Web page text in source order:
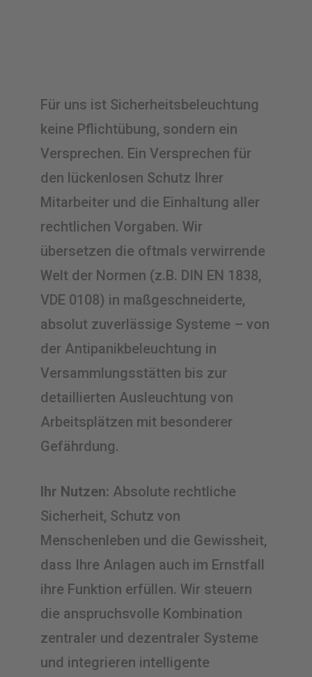
Für uns ist Sicherheitsbeleuchtung
keine Pflichtübung, sondern ein
Versprechen. Ein Versprechen für
den lückenlosen Schutz Ihrer
Mitarbeiter und die Einhaltung aller
rechtlichen Vorgaben. Wir
übersetzen die oftmals verwirrende
Welt der Normen (z.B. DIN EN 1838,
VDE 0108) in maßgeschneiderte,
absolut zuverlässige Systeme – von
der Antipanikbeleuchtung in
Versammlungsstätten bis zur
detaillierten Ausleuchtung von
Arbeitsplätzen mit besonderer
Gefährdung.
Ihr Nutzen: Absolute rechtliche
Sicherheit, Schutz von
Menschenleben und die Gewissheit,
dass Ihre Anlagen auch im Ernstfall
ihre Funktion erfüllen. Wir steuern
die anspruchsvolle Kombination
zentraler und dezentraler Systeme
und integrieren intelligente